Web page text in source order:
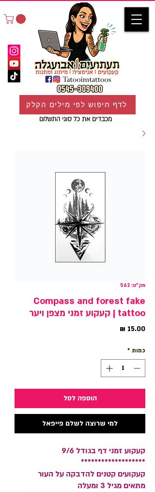
מכבדים את כל סוגי התשלום
לדף חיפוש לפי מילים הקלק
מק"ט: 562
Compass and forest fake
tattoo | קעקוע זמני מצפן ויער
כמות *
הוספה לסל
למי שרוצה לשלם פייפאל
קעקוע זמני דף בגודל 9/6
*******************
קעקועים קטנים להדבקה על העור
מתאים מגיל 3 ומעלה